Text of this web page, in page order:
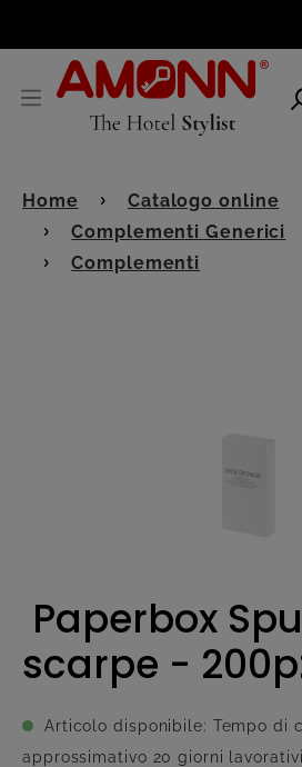
Home
Catalogo online
Complementi Generici
Complementi
Paperbox
scarpe -
Articolo disponibile: Tempo di
approssimativo 20 giorni lavorativi